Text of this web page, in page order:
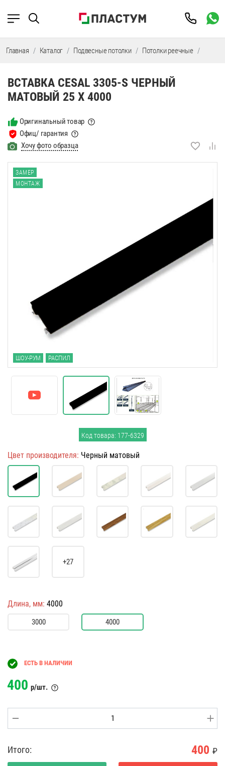
Главная Каталог Подвесные потолки Потолки реечные
ВСТАВКА CESAL 3305-S ЧЕРНЫЙ
МАТОВЫЙ 25 Х 4000
Оригинальный товар
Офиц/ гарантия
Хочу фото образца
ЗАМЕР
МОНТАЖ
ШОУ-РУМ РАСПИЛ
Код товара: 177-6329
Цвет производителя: Черный матовый
+27
Длина, мм: 4000
3000 4000
ЕСТЬ В НАЛИЧИИ
400 р/шт.
Итого: 400 ₽